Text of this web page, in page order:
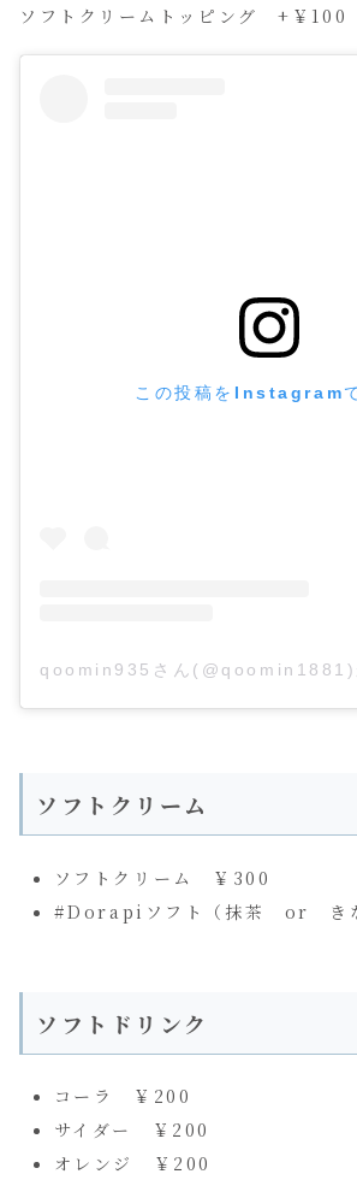
ソフトクリームトッピング +￥100
この投稿をInstagram
ソフトクリーム
ソフトクリーム ￥300
#Dorapiソフト（抹茶 or き
ソフトドリンク
コーラ ￥200
サイダー ￥200
オレンジ ￥200